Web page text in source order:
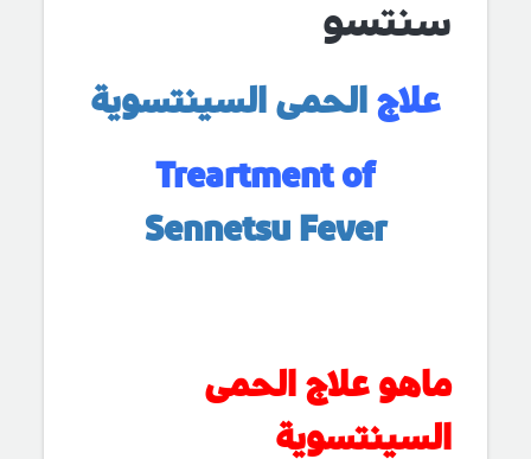
سنتسو
علاج الحمى السينتسوية
Treartment of
Sennetsu Fever
ماهو علاج الحمى
السينتسوية